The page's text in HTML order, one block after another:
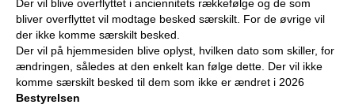
Der vil blive overflyttet i anciennitets rækkefølge og de som
bliver overflyttet vil modtage besked særskilt. For de øvrige vil
der ikke komme særskilt besked.
Der vil på hjemmesiden blive oplyst, hvilken dato som skiller, for
ændringen, således at den enkelt kan følge dette. Der vil ikke
komme særskilt besked til dem som ikke er ændret i 2026
Bestyrelsen